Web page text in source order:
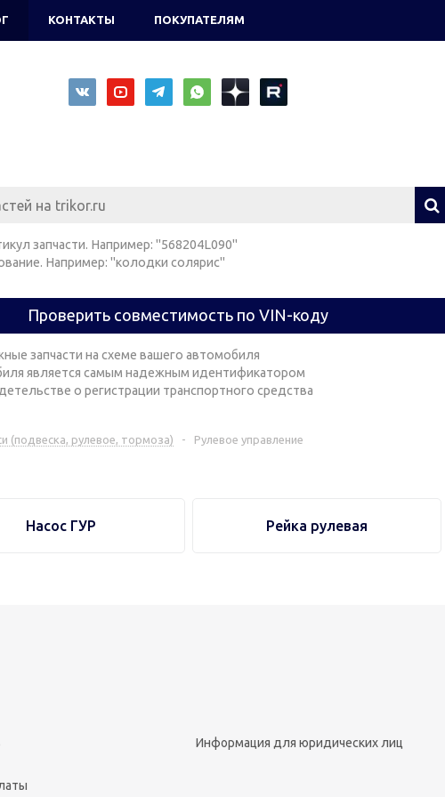
КОНТАКТЫ ПОКУПАТЕЛЯМ
запчасти. Например: "568204L090"
Например: "колодки солярис"
Проверить совместимость по VIN-коду
запчасти на схеме вашего автомобиля
является самым надежным идентификатором
о регистрации транспортного средства
(подвеска, рулевое, тормоза) - Рулевое управление
Насос ГУР Рейка рулевая
Информация для юридических лиц